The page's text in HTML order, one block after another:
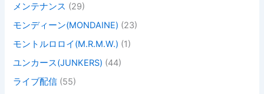
メンテナンス (29)
モンディーン(MONDAINE) (23)
モントルロロイ(M.R.M.W.) (1)
ユンカース(JUNKERS) (44)
ライブ配信 (55)